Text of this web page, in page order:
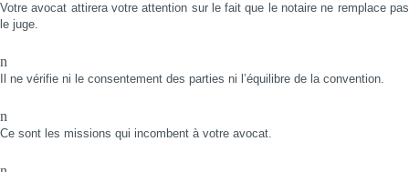
Votre avocat attirera votre attention sur le fait que le notaire ne remplace pas
le juge.
n
Il ne vérifie ni le consentement des parties ni l’équilibre de la convention.
n
Ce sont les missions qui incombent à votre avocat.